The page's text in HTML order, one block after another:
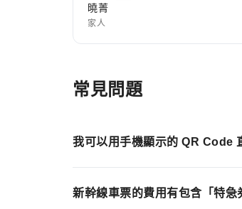
曉菁
家人
of
10
常見問題
我可以用手機顯示的 QR Code
新幹線車票的費用有包含「特急